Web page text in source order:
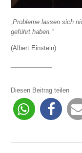
„Probleme lassen sich
geführt haben.“
(Albert Einstein)
Diesen Beitrag teilen